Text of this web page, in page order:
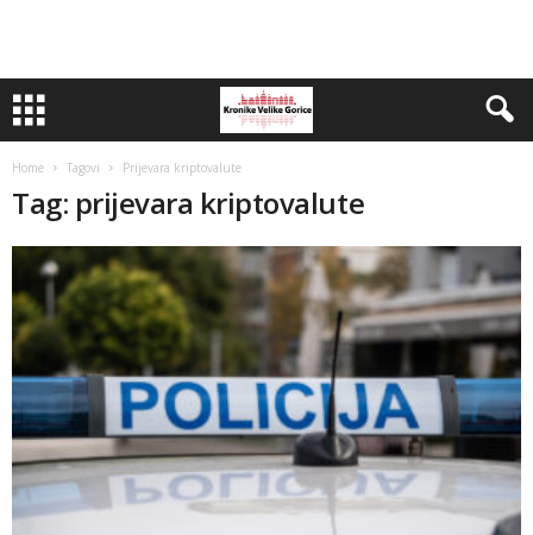
Home Tagovi Prijevara kriptovalute
Tag: prijevara kriptovalute